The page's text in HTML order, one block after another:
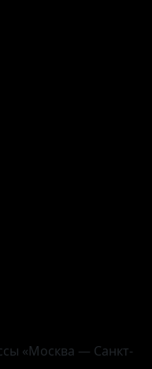
«Москва — Санкт-